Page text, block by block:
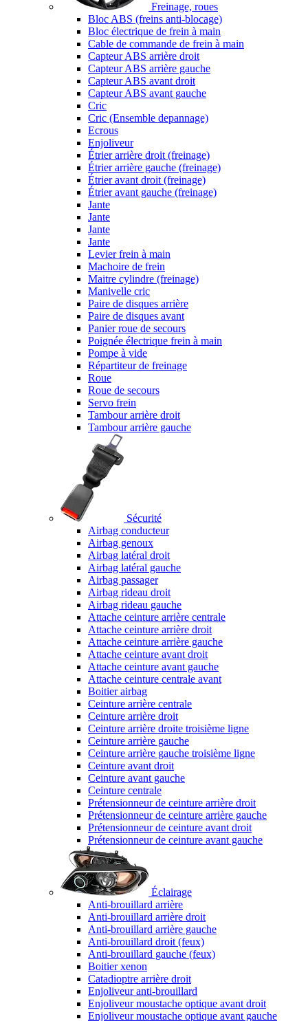
Freinage, roues
Bloc ABS (freins anti-blocage)
Bloc électrique de frein à main
Cable de commande de frein à main
Capteur ABS arrière droit
Capteur ABS arrière gauche
Capteur ABS avant droit
Capteur ABS avant gauche
Cric
Cric (Ensemble depannage)
Ecrous
Enjoliveur
Étrier arrière droit (freinage)
Étrier arrière gauche (freinage)
Étrier avant droit (freinage)
Étrier avant gauche (freinage)
Jante
Jante
Jante
Jante
Levier frein à main
Machoire de frein
Maitre cylindre (freinage)
Manivelle cric
Paire de disques arrière
Paire de disques avant
Panier roue de secours
Poignée électrique frein à main
Pompe à vide
Répartiteur de freinage
Roue
Roue de secours
Servo frein
Tambour arrière droit
Tambour arrière gauche
Sécurité
Airbag conducteur
Airbag genoux
Airbag latéral droit
Airbag latéral gauche
Airbag passager
Airbag rideau droit
Airbag rideau gauche
Attache ceinture arrière centrale
Attache ceinture arrière droit
Attache ceinture arrière gauche
Attache ceinture avant droit
Attache ceinture avant gauche
Attache ceinture centrale avant
Boitier airbag
Ceinture arrière centrale
Ceinture arrière droit
Ceinture arrière droite troisième ligne
Ceinture arrière gauche
Ceinture arrière gauche troisième ligne
Ceinture avant droit
Ceinture avant gauche
Ceinture centrale
Prétensionneur de ceinture arrière droit
Prétensionneur de ceinture arrière gauche
Prétensionneur de ceinture avant droit
Prétensionneur de ceinture avant gauche
Éclairage
Anti-brouillard arrière
Anti-brouillard arrière droit
Anti-brouillard arrière gauche
Anti-brouillard droit (feux)
Anti-brouillard gauche (feux)
Boitier xenon
Catadioptre arrière droit
Enjoliveur anti-brouillard
Enjoliveur moustache optique avant droit
Enjoliveur moustache optique avant gauche